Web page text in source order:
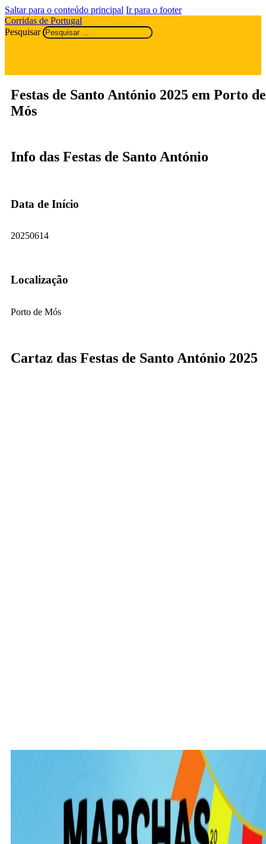
Saltar para o conteúdo principal Ir para o footer
Corridas de Portugal
Pesquisar
Festas de Santo António 2025 em Porto de
Mós
Info das Festas de Santo António
Data de Início
20250614
Localização
Porto de Mós
Cartaz das Festas de Santo António 2025